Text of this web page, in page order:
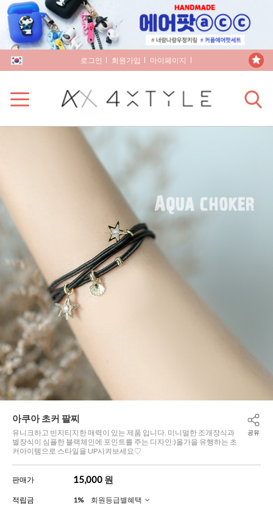
로그인 회원가입 마이페이지
아쿠아 초커 팔찌
유니크하고 빈지티지한 매력이 있는 제품 입니다. 미니멀한 조개장식과
별장식이 심플한 블랙체인에 포인트를 주는 디자인:)올가을 유행하는 초
커아이템으로 스타일을 UP시켜보세요♡
공유
판매가 15,000 원
적립금 1% 회원등급별혜택